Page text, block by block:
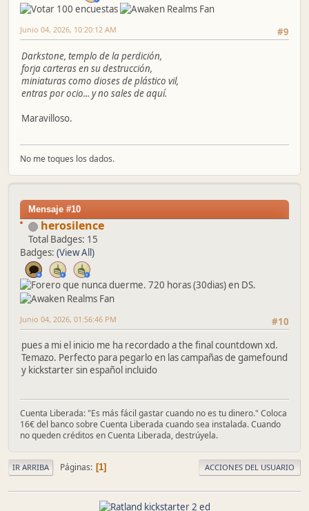
#9
Junio 04, 2026, 10:20:12 AM
Darkstone, templo de la perdición,
forja carteras en su destrucción,
miniaturas como dioses de plástico vil,
entras por ocio... y no sales de aquí.
Maravilloso.
No me toques los dados.
Mensaje #10
herosilence
Total Badges: 15
Badges: (View All)
#10
Junio 04, 2026, 01:56:46 PM
pues a mi el inicio me ha recordado a the final countdown xd.
Temazo. Perfecto para pegarlo en las campañas de gamefound
y kickstarter sin español incluido
Cuenta Liberada: "Es más fácil gastar cuando no es tu dinero." Coloca
16€ del banco sobre Cuenta Liberada cuando sea instalada. Cuando
no queden créditos en Cuenta Liberada, destrúyela.
IR ARRIBA Páginas 1 ACCIONES DEL USUARIO